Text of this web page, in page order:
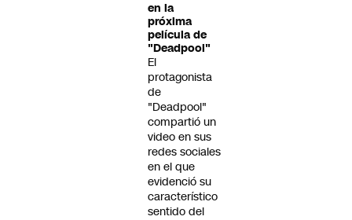
en la
próxima
película de
"Deadpool"
El
protagonista
de
"Deadpool"
compartió un
video en sus
redes sociales
en el que
evidenció su
característico
sentido del